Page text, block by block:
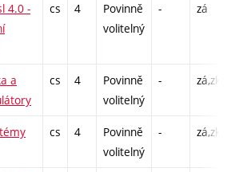
4.0 -
cs 4
Povinně
volitelný
- zá
a
cs 4
Povinně
volitelný
- zá,zk
cs 4
Povinně
volitelný
- zá,zk